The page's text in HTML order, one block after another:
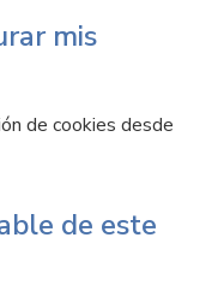
mis
de cookies desde
de este